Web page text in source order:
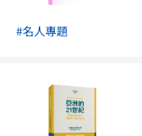
#名人專題